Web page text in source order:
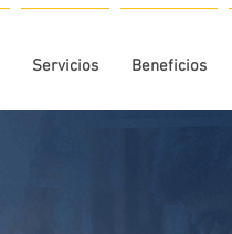
Servicios Beneficios